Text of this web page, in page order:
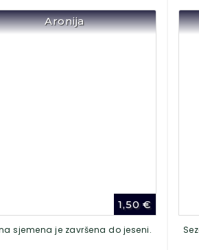
Aronija
1,50€
sjemena je završena do jeseni.